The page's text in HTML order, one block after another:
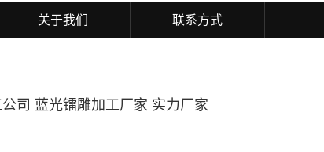
关于我们 联系方式
司 蓝光镭雕加工厂家 实力厂家